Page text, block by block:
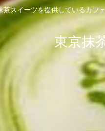
茶スイーツを提供しているカフ
東京抹